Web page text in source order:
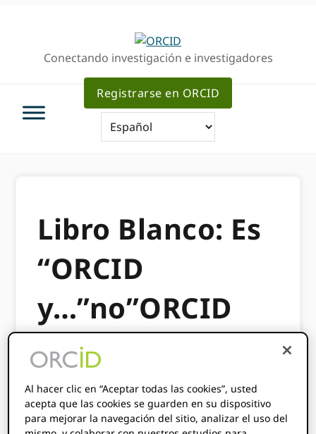
navegación
principalConectando investigación e investigadores
Registrarse en ORCID
Libro Blanco: Es
“ORCID
y…”no”ORCID
o…"
25 DE JUNIO DE 2025BY ORCID
Al hacer clic en “Aceptar todas las cookies”, usted
acepta que las cookies se guarden en su dispositivo
para mejorar la navegación del sitio, analizar el uso del